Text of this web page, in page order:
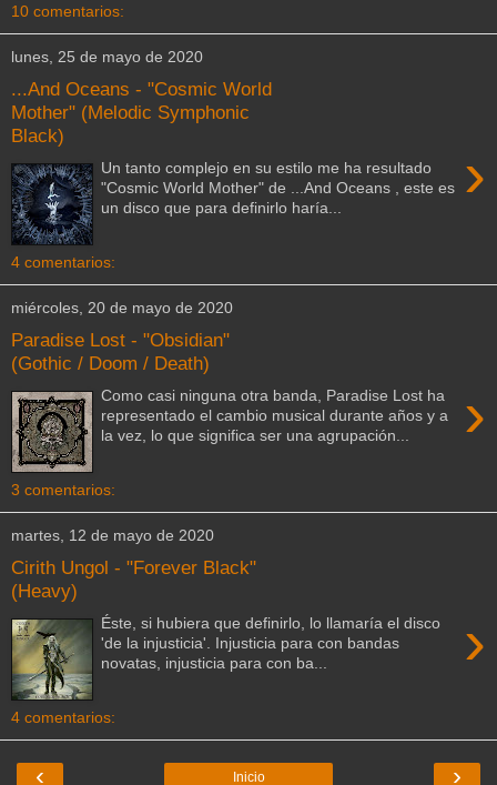
10 comentarios:
lunes, 25 de mayo de 2020
...And Oceans - "Cosmic World
Mother" (Melodic Symphonic
Black)
›
Un tanto complejo en su estilo me ha resultado
"Cosmic World Mother" de ...And Oceans , este es
un disco que para definirlo haría...
4 comentarios:
miércoles, 20 de mayo de 2020
Paradise Lost - "Obsidian"
(Gothic / Doom / Death)
›
Como casi ninguna otra banda, Paradise Lost ha
representado el cambio musical durante años y a
la vez, lo que significa ser una agrupación...
3 comentarios:
martes, 12 de mayo de 2020
Cirith Ungol - "Forever Black"
(Heavy)
›
Éste, si hubiera que definirlo, lo llamaría el disco
'de la injusticia'. Injusticia para con bandas
novatas, injusticia para con ba...
4 comentarios:
‹ ›
Inicio